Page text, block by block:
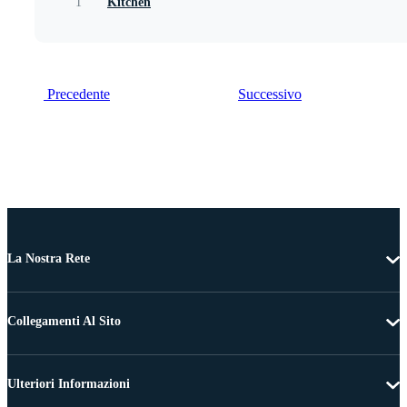
Precedente Successivo
La Nostra Rete
Collegamenti Al Sito
Ulteriori Informazioni